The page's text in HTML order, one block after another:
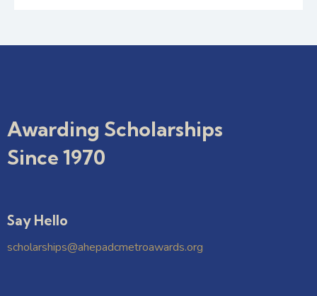
Awarding Scholarships
Since 1970
Say Hello
scholarships@ahepadcmetroawards.org